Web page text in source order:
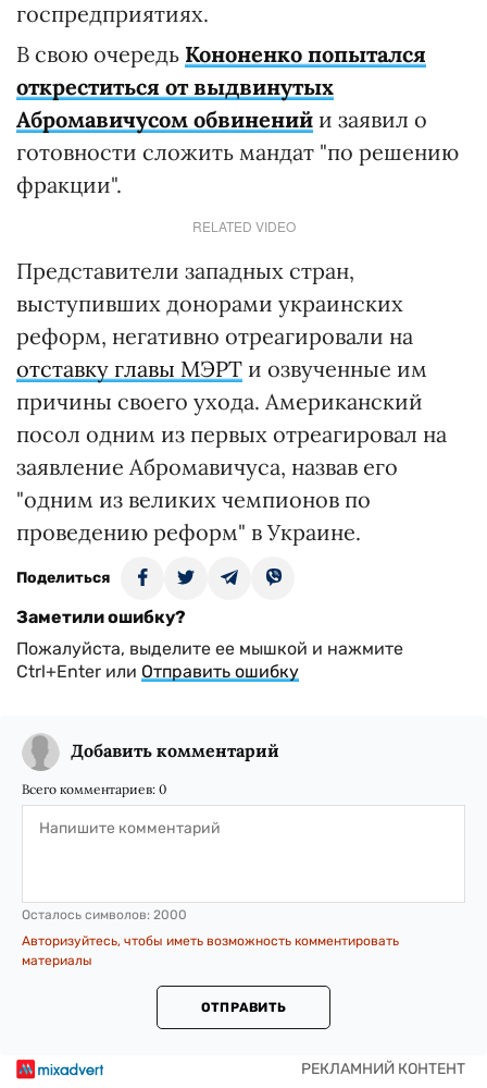
госпредприятиях.
В свою очередь Кононенко попытался
откреститься от выдвинутых
Абромавичусом обвинений и заявил о
готовности сложить мандат "по решению
фракции".
RELATED VIDEO
Представители западных стран,
выступивших донорами украинских
реформ, негативно отреагировали на
отставку главы МЭРТ и озвученные им
причины своего ухода. Американский
посол одним из первых отреагировал на
заявление Абромавичуса, назвав его
"одним из великих чемпионов по
проведению реформ" в Украине.
Поделиться
Заметили ошибку?
Пожалуйста, выделите ее мышкой и нажмите
Ctrl+Enter или Отправить ошибку
Добавить комментарий
Всего комментариев: 0
Осталось символов: 2000
Авторизуйтесь, чтобы иметь возможность комментировать
материалы
ОТПРАВИТЬ